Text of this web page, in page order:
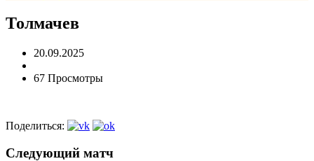
Толмачев
20.09.2025
67 Просмотры
Поделиться:
Следующий матч